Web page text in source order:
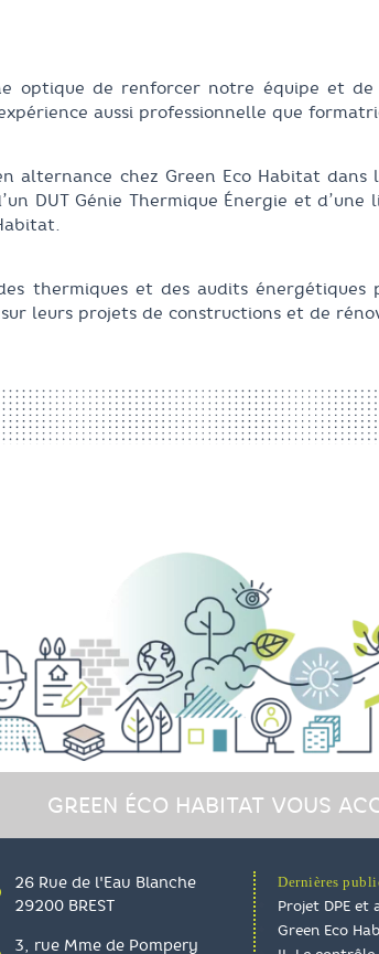
optique de renforcer notre équipe et
aussi professionnelle que
alternance chez Green Eco Habitat
DUT Génie Thermique Énergie et
thermiques et des audits
leurs projets de constructions et de
GREEN ÉCO HABITAT VOUS
26 Rue de l'Eau Blanche
29200 BREST
3, rue Mme de Pompery
Dernières
Projet DPE et
Green Eco